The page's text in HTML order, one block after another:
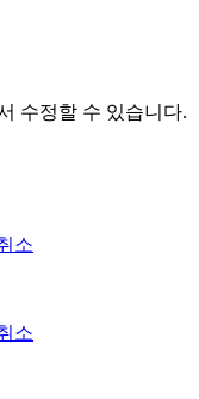
수정할 수 있습니다.
소
소